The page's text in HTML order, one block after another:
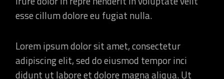
esse cillum dolore eu fugiat nulla.
Lorem ipsum dolor sit amet, consectetur
adipiscing elit, sed do eiusmod tempor inci
didunt ut labore et dolore magna aliqua. Ut